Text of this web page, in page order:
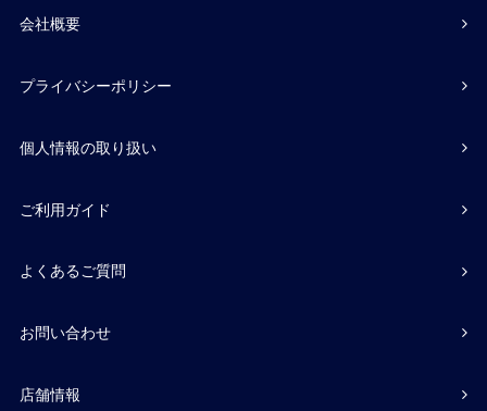
会社概要
プライバシーポリシー
個人情報の取り扱い
ご利用ガイド
よくあるご質問
お問い合わせ
店舗情報